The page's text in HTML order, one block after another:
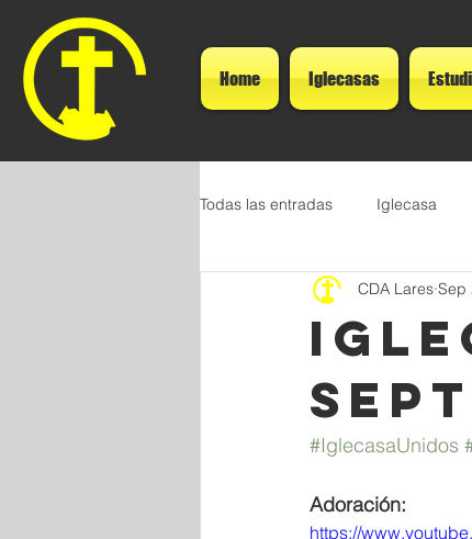
Home Iglecasas
Todas las entradas Iglecasa
CDA Lares Sep
#IglecasaUnidos
Adoración:
https://